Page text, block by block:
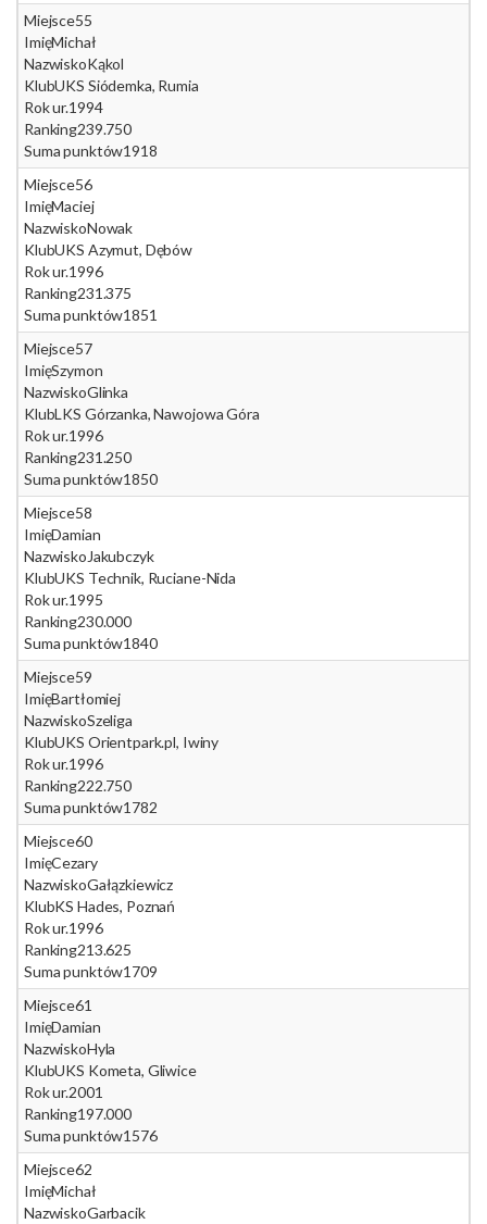
Miejsce55
ImięMichał
NazwiskoKąkol
KlubUKS Siódemka, Rumia
Rok ur.1994
Ranking239.750
Suma punktów1918
Miejsce56
ImięMaciej
NazwiskoNowak
KlubUKS Azymut, Dębów
Rok ur.1996
Ranking231.375
Suma punktów1851
Miejsce57
ImięSzymon
NazwiskoGlinka
KlubLKS Górzanka, Nawojowa Góra
Rok ur.1996
Ranking231.250
Suma punktów1850
Miejsce58
ImięDamian
Nazwisko Jakubczyk
KlubUKS Technik, Ruciane-Nida
Rok ur.1995
Ranking230.000
Suma punktów1840
Miejsce59
ImięBartłomiej
NazwiskoSzeliga
KlubUKS Orientpark.pl, Iwiny
Rok ur.1996
Ranking222.750
Suma punktów1782
Miejsce60
ImięCezary
NazwiskoGałązkiewicz
KlubKS Hades, Poznań
Rok ur.1996
Ranking213.625
Suma punktów1709
Miejsce61
ImięDamian
NazwiskoHyla
KlubUKS Kometa, Gliwice
Rok ur.2001
Ranking197.000
Suma punktów1576
Miejsce62
ImięMichał
NazwiskoGarbacik